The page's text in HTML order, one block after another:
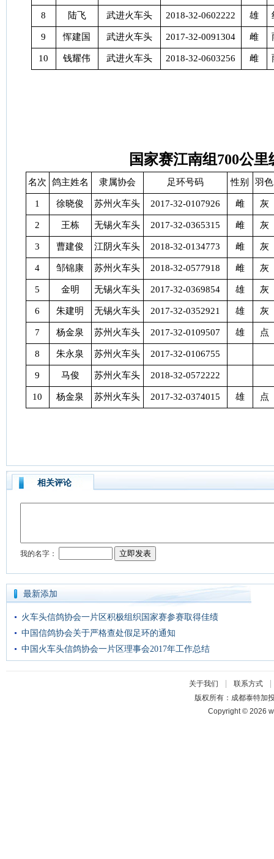
8 陆飞 武进火车头 2018-32-0602222 雄
9 恽建国 武进火车头 2017-32-0091304 雌
10 钱耀伟 武进火车头 2018-32-0603256 雌
国家赛江南组700公里
名次 鸽主姓名 隶属协会 足环号码 性别 羽色
1 徐晓俊 苏州火车头 2017-32-0107926 雌 灰
2 王栋 无锡火车头 2017-32-0365315 雌 灰
3 曹建俊 江阴火车头 2018-32-0134773 雌 灰
4 邹锦康 苏州火车头 2018-32-0577918 雌 灰
5 金明 无锡火车头 2017-32-0369854 雄 灰
6 朱建明 无锡火车头 2017-32-0352921 雄 灰
7 杨金泉 苏州火车头 2017-32-0109507 雄 点
8 朱永泉 苏州火车头 2017-32-0106755
9 马俊 苏州火车头 2018-32-0572222
10 杨金泉 苏州火车头 2017-32-0374015 雄 点
相关评论
最新添加
火车头信鸽协会一片区积极组织国家赛参赛取得佳绩
中国信鸽协会关于严格查处假足环的通知
中国火车头信鸽协会一片区理事会2017年工作总结
关于我们 联系方式
版权所有：成都泰特加
Copyright © 2026